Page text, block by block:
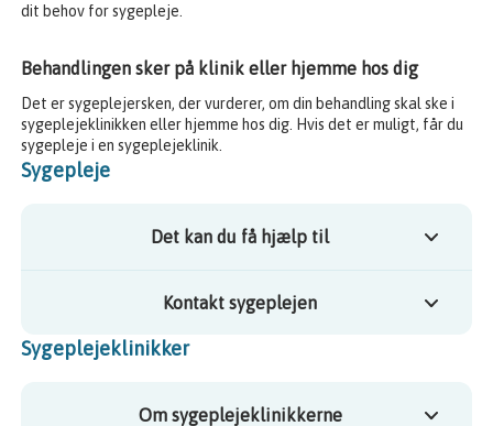
dit behov for sygepleje.
Behandlingen sker på klinik eller hjemme hos dig
Det er sygeplejersken, der vurderer, om din behandling skal ske i
sygeplejeklinikken eller hjemme hos dig. Hvis det er muligt, får du
sygepleje i en sygeplejeklinik.
Sygepleje
Det kan du få hjælp til
Kontakt sygeplejen
Sygeplejeklinikker
Om sygeplejeklinikkerne